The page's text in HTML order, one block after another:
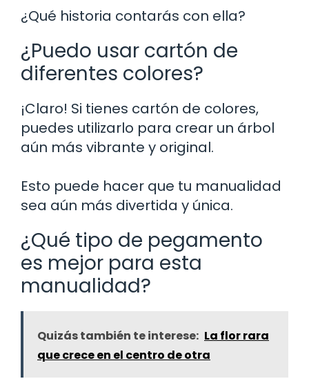
¿Qué historia contarás con ella?
¿Puedo usar cartón de
diferentes colores?
¡Claro! Si tienes cartón de colores,
puedes utilizarlo para crear un árbol
aún más vibrante y original.
Esto puede hacer que tu manualidad
sea aún más divertida y única.
¿Qué tipo de pegamento
es mejor para esta
manualidad?
Quizás también te interese: La flor rara
que crece en el centro de otra